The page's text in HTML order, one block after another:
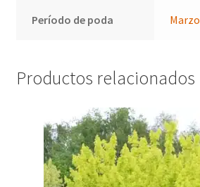
Período de poda Marzo
Productos relacionados